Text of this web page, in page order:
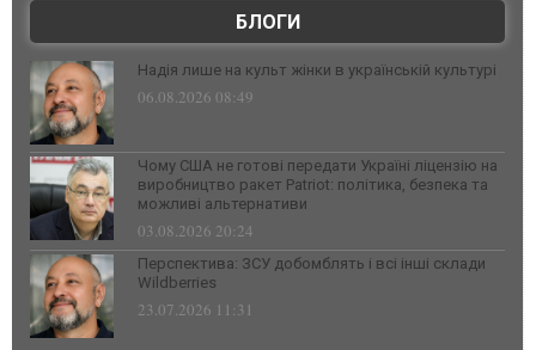
БЛОГИ
Надія лише на культ жінки в українській культурі
06.08.2026 08:49
Чому США не готові передати Україні ліцензію на
виробництво ракет Patriot: політика, безпека та
можливі альтернативи
03.08.2026 20:24
Перспектива: ЗСУ добомблять і всі інші склади
Wildberries
23.07.2026 11:31